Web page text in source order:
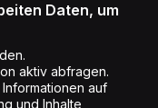
Daten, um
aktiv abfragen.
auf
und Inhalte,